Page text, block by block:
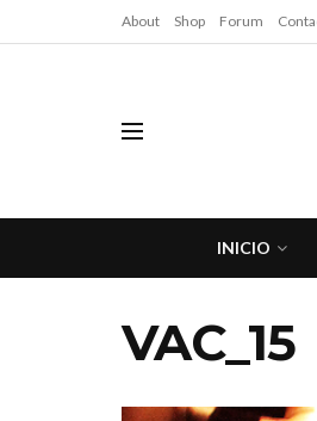
About Shop Forum
INICIO
VAC_15